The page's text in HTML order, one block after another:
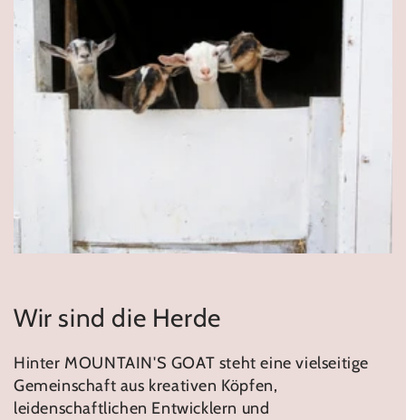
Wir sind die Herde
Hinter MOUNTAIN'S GOAT steht eine vielseitige
Gemeinschaft aus kreativen Köpfen,
leidenschaftlichen Entwicklern und